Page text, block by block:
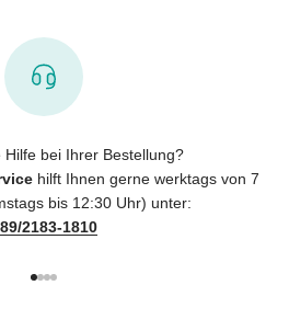
Hilfe bei Ihrer Bestellung?
hilft Ihnen gerne werktags von 7
bis 12:30 Uhr) unter:
2183-1810